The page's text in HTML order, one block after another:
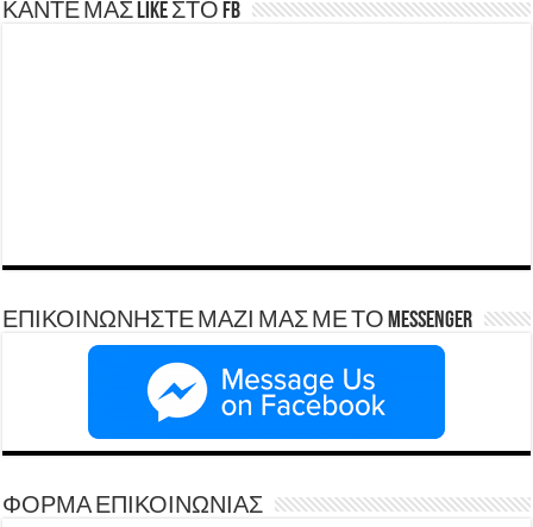
ΚΑΝΤΕ ΜΑΣ LIKE ΣΤΟ FB
ΕΠΙΚΟΙΝΩΝΗΣΤΕ ΜΑΖΙ ΜΑΣ ΜΕ ΤΟ Messenger
ΦΟΡΜΑ ΕΠΙΚΟΙΝΩΝΙΑΣ